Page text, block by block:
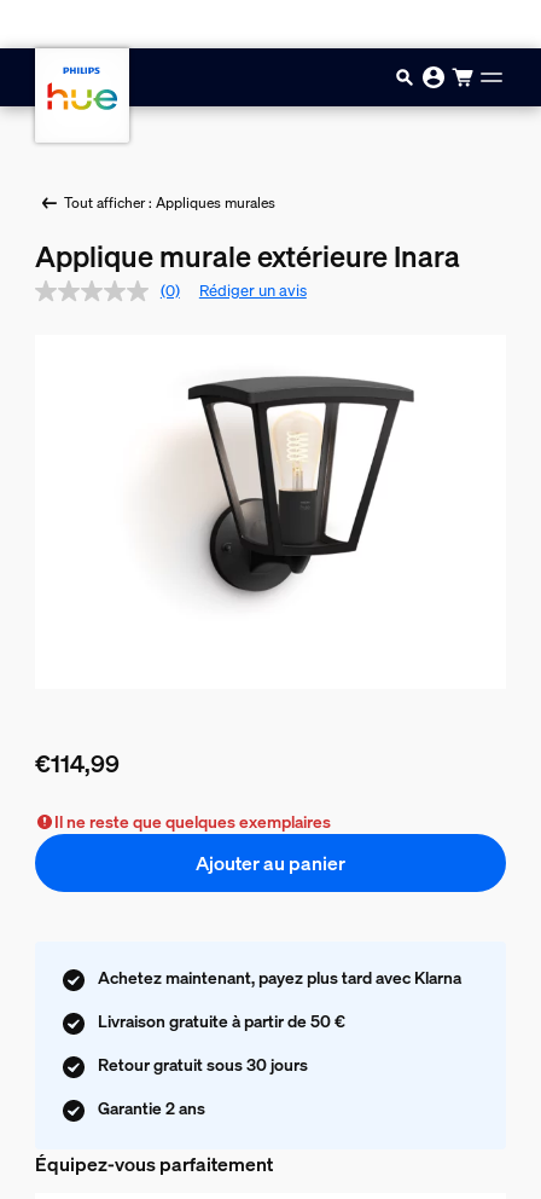
Tout afficher : Appliques murales
Applique murale extérieure Inara
(0) Rédiger un avis
€114,99
Il ne reste que quelques exemplaires
Ajouter au panier
Achetez maintenant, payez plus tard avec Klarna
Livraison gratuite à partir de 50 €
Retour gratuit sous 30 jours
Garantie 2 ans
Équipez-vous parfaitement